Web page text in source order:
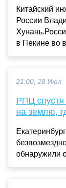
Китайский
России
в Пекине во
21:00, 28 Июл
РПЦ
на землю,
обнаружили